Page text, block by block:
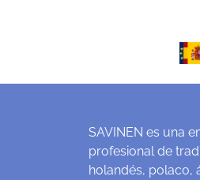
SAVINEN es una
profesional de
holandés, polaco,